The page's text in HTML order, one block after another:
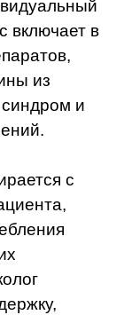
включает в
из
и
с